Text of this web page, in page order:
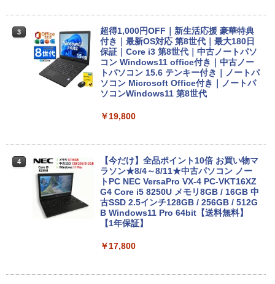
3
超得1,000円OFF｜新生活応援 豪華特典
付き｜最新OS対応 第8世代｜最大180日
保証｜Core i3 第8世代｜中古ノートパソ
コン Windows11 office付き｜中古ノー
トパソコン 15.6 テンキー付き｜ノートパ
ソコン Microsoft Office付き｜ノートパ
ソコンWindows11 第8世代
￥19,800
4
【今だけ】全品ポイント10倍 お買い物マ
ラソン★8/4～8/11★中古パソコン ノー
トPC NEC VersaPro VX-4 PC-VKT16XZ
G4 Core i5 8250U メモリ8GB / 16GB 中
古SSD 2.5インチ128GB / 256GB / 512G
B Windows11 Pro 64bit【送料無料】
【1年保証】
￥17,800